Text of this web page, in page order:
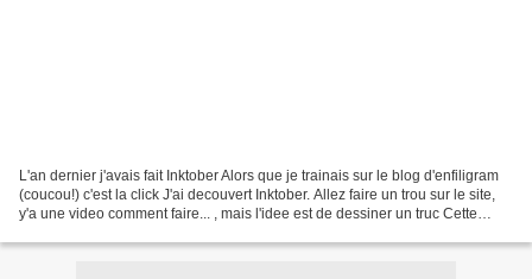
L'an dernier j'avais fait Inktober Alors que je trainais sur le blog d'enfiligram
(coucou!) c'est la click J'ai decouvert Inktober. Allez faire un trou sur le site,
y'a une video comment faire... , mais l'idee est de dessiner un truc Cette